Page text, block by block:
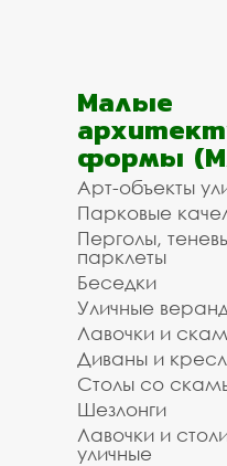
Малые
формы
Арт-объекты
Парковые
Перголы,
парклеты
Беседки
Уличные
Лавочки и
Диваны и
Столы со
Шезлонги
Лавочки и
уличные